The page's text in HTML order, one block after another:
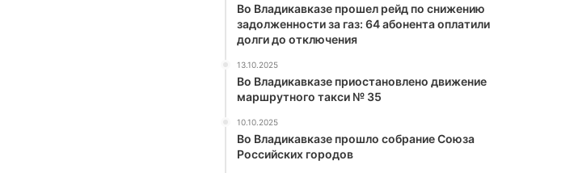
Во Владикавказе прошел рейд по снижению
задолженности за газ: 64 абонента оплатили
долги до отключения
13.10.2025
Во Владикавказе приостановлено движение
маршрутного такси № 35
10.10.2025
Во Владикавказе прошло собрание Союза
Российских городов